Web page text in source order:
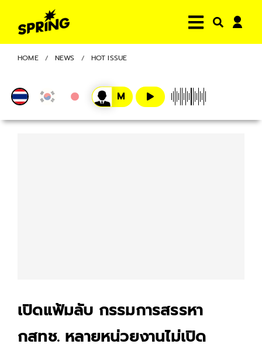
HOME NEWS HOT ISSUE
เปิดแฟ้มลับ กรรมการสรรหา
กสทช. หลายหน่วยงานไม่เปิด